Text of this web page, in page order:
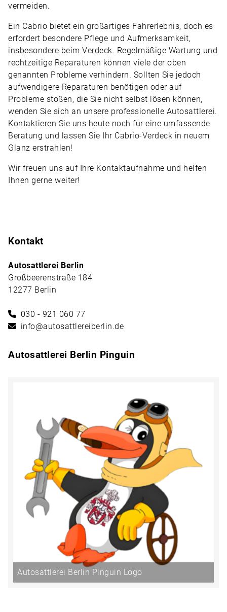
vermeiden.
Ein Cabrio bietet ein großartiges Fahrerlebnis, doch es
erfordert besondere Pflege und Aufmerksamkeit,
insbesondere beim Verdeck. Regelmäßige Wartung und
rechtzeitige Reparaturen können viele der oben
genannten Probleme verhindern. Sollten Sie jedoch
aufwendigere Reparaturen benötigen oder auf
Probleme stoßen, die Sie nicht selbst lösen können,
wenden Sie sich an unsere professionelle Autosattlerei.
Kontaktieren Sie uns heute noch für eine umfassende
Beratung und lassen Sie Ihr Cabrio-Verdeck in neuem
Glanz erstrahlen!
Wir freuen uns auf Ihre Kontaktaufnahme und helfen
Ihnen gerne weiter!
Kontakt
Autosattlerei Berlin
Großbeerenstraße 184
12277 Berlin
030 - 921 060 77
info@autosattlereiberlin.de
Autosattlerei Berlin Pinguin
Autosattlerei Berlin Pinguin Logo